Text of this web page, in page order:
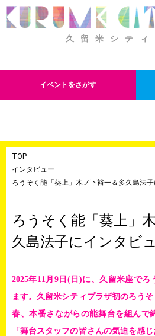
久留米シティ
イベントをさがす
TOP
インタビュー
ろうそく能「葵上」木ノ下裕一＆多久島法
ろうそく能「葵上」
久島法子にインタビ
2025年11月9日(日)に、久留米座でろ
ます。久留米シティプラザ初のろう
春、本番さながらの能舞台を組んで
「舞台スタッフの皆さんの気迫を感